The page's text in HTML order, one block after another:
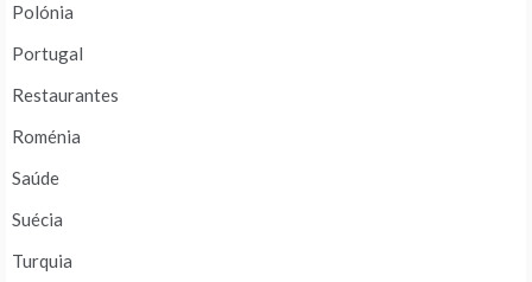
Polónia
Portugal
Restaurantes
Roménia
Saúde
Suécia
Turquia